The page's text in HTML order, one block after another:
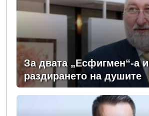
За двата „Есфигмен“-а и
раздирането на душите